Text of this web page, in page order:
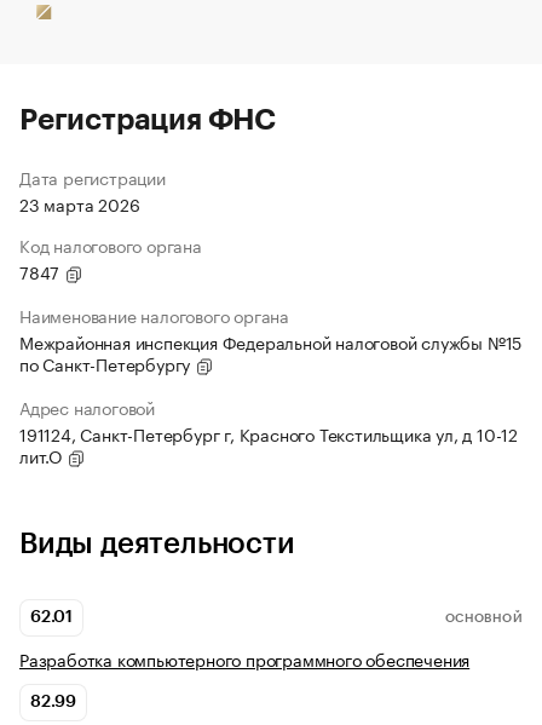
Регистрация ФНС
Дата регистрации
23 марта 2026
Код налогового органа
7847
Наименование налогового органа
Межрайонная инспекция Федеральной налоговой службы №15
по Санкт-Петербургу
Адрес налоговой
191124, Санкт-Петербург г, Красного Текстильщика ул, д 10-12
лит.О
Виды деятельности
62.01 ОСНОВНОЙ
Разработка компьютерного программного обеспечения
82.99